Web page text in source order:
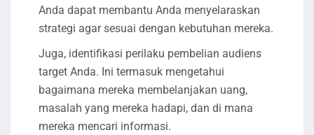
Anda dapat membantu Anda menyelaraskan
strategi agar sesuai dengan kebutuhan mereka.
Juga, identifikasi perilaku pembelian audiens
target Anda. Ini termasuk mengetahui
bagaimana mereka membelanjakan uang,
masalah yang mereka hadapi, dan di mana
mereka mencari informasi.